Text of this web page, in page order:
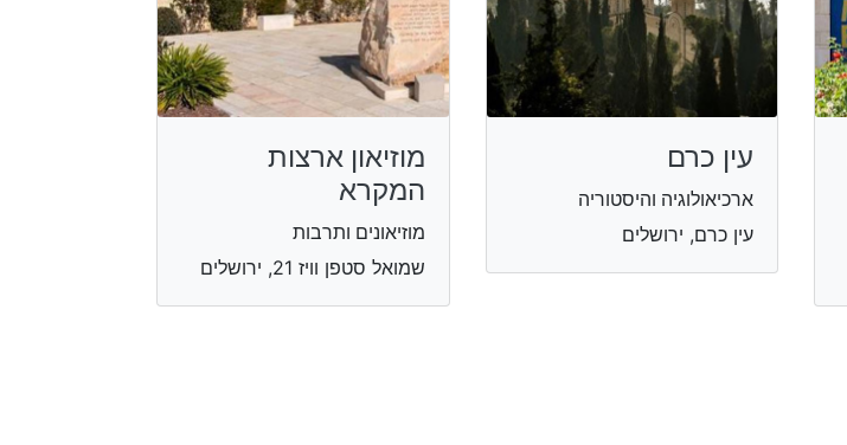
עין כרם
ארכיאולוגיה והיסטוריה
עין כרם, ירושלים
מוזיאון ארצות
המקרא
מוזיאונים ותרבות
שמואל סטפן וויז 21, ירושלים